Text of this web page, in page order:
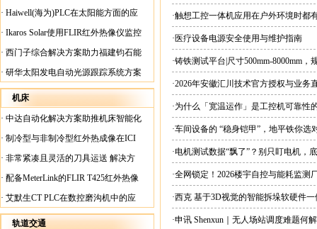
板
· Haiwell(海为)PLC在太阳能方面的应
用
· Ikaros Solar使用FLIR红外热像仪监控
已装太阳能电池板
· 西门子综合解决方案助力福建钧石能
源飞速发展
· 研华太阳发电自动光源跟踪系统方案
机床
· 中达自动化解决方案助推机床智能化
升级
· 制冷型与非制冷型红外热成像在ICI
工厂内完美配合
· 非常紧凑且灵活的刀具运送 解决方
案
· 配备MeterLink的FLIR T425红外热像
仪帮助Medite Europe Ltd加快红外检测
工作速度
· 艾默生CT PLC在数控磨沟机中的应
用
轨道交通
·触想工控一体机应用在户外环境时都
·医疗设备电源安全使用与维护指南
·铸铁测试平台|尺寸500mm-8000mm，
·2026年安徽汇川技术官方授权与业务
现货直供平台
·为什么「宽温运作」是工控机可靠性
·车间设备的 “稳身铠甲”，地平铁你选
·电机测试数据“飘了”？别只盯电机，
·全网锁定！2026楼宇自控与能耗监
·西克 基于3D视觉的智能拆垛软硬件
·申讯 Shenxun｜无人场站调度难题何